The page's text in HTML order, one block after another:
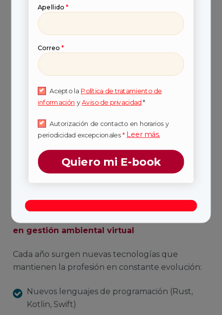
5. Revolución permanente
del conocimiento
También te puede interesar:
en gestión ambiental virtual
Cada año surgen nuevas tecnologías que
mantienen la profesión en constante evolución:
Nuevos lenguajes de programación (Rust,
Kotlin, Swift)
Apellido *
Correo *
Acepto la Política de tratamiento de
información yAviso de privacidad.*
Autorización de contacto en horarios y
periodicidad excepcionales * Leer más.
Quiero mi E-book